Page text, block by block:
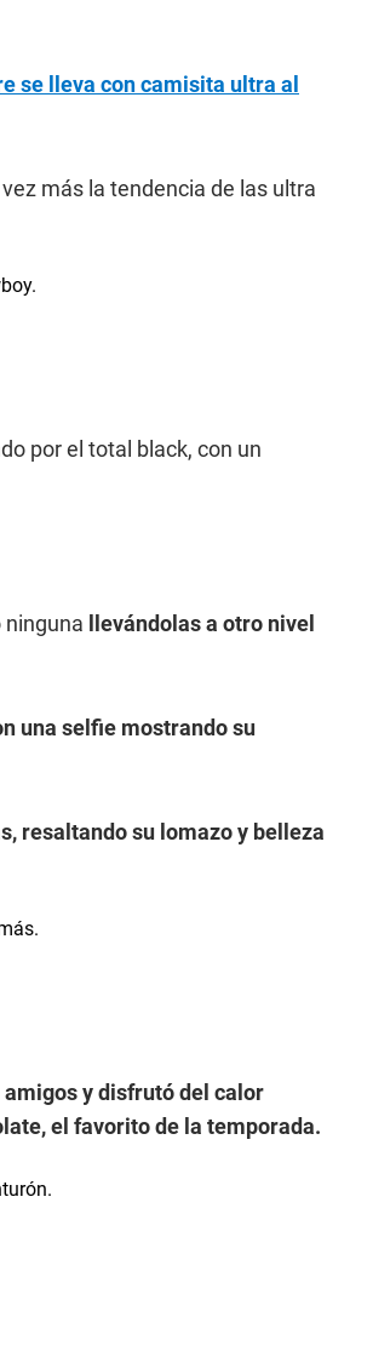
se lleva con camisita ultra al
más la tendencia de las ultra
por el total black, con un
llevándolas a otro nivel
una selfie mostrando su
resaltando su lomazo y belleza
amigos ydisfrutó del calor
el favorito de la temporada.